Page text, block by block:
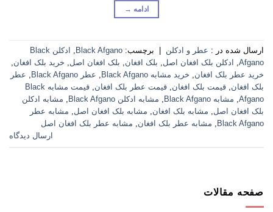
ادامه →
ارسال شده در : عطر و ادکلن برچسب: Black Afgano
,
ادکلن Black
Afgano
, ادکلن بلک افغان اصل, بلک افغان, بلک افغان اصل, خرید بلک افغان,
خرید عطر بلک افغان, خرید مشابه Black Afgano , عطر Black Afgano , عطر
بلک افغان, قیمت بلک افغان, قیمت عطر بلک افغان,
قیمت مشابه Black
Afgano
, مشابه Black Afgano , مشابه ادکلن Black Afgano , مشابه ادکلن
بلک افغان اصل, مشابه بلک افغان, مشابه بلک افغان اصل, مشابه عطر
Black Afgano
, مشابه عطر بلک افغان, مشابه عطر بلک افغان اصل
ارسال دیدگاه
صفحه مقالات